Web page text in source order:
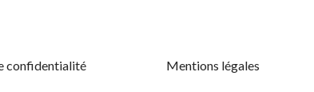
confidentialité Mentions légales